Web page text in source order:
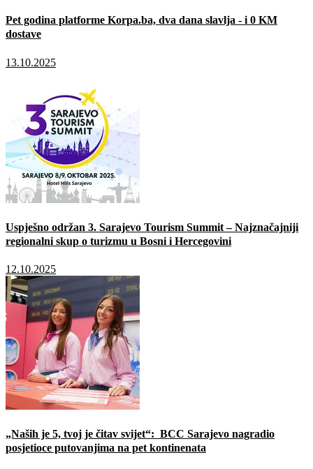
Pet godina platforme Korpa.ba, dva dana slavlja - i 0 KM
dostave
13.10.2025
Uspješno održan 3. Sarajevo Tourism Summit – Najznačajniji
regionalni skup o turizmu u Bosni i Hercegovini
12.10.2025
„Naših je 5, tvoj je čitav svijet“: BCC Sarajevo nagradio
posjetioce putovanjima na pet kontinenata